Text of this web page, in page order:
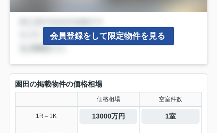
会員登録をして限定物件を見る
園田の掲載物件の価格相場
価格相場 空室件数
1R～1K 13000万円 1室